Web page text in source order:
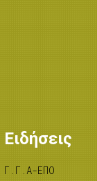
Ειδήσεις
Γ.Γ.Α-ΕΠΟ